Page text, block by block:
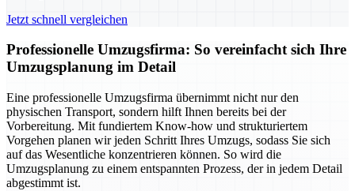
Jetzt schnell vergleichen
Professionelle Umzugsfirma: So vereinfacht sich Ihre
Umzugsplanung im Detail
Eine professionelle Umzugsfirma übernimmt nicht nur den
physischen Transport, sondern hilft Ihnen bereits bei der
Vorbereitung. Mit fundiertem Know-how und strukturiertem
Vorgehen planen wir jeden Schritt Ihres Umzugs, sodass Sie sich
auf das Wesentliche konzentrieren können. So wird die
Umzugsplanung zu einem entspannten Prozess, der in jedem Detail
abgestimmt ist.